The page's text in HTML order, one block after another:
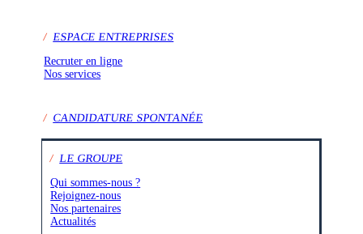
/ ESPACE ENTREPRISES
Recruter en ligne
Nos services
/ CANDIDATURE SPONTANÉE
/ LE GROUPE
Qui sommes-nous ?
Rejoignez-nous
Nos partenaires
Actualités